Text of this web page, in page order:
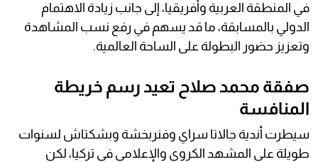
في المنطقة العربية وأفريقيا، إلى جانب زيادة الاهتمام
الدولي بالمسابقة، ما قد يسهم في رفع نسب المشاهدة
وتعزيز حضور البطولة على الساحة العالمية.
صفقة محمد صلاح تعيد رسم خريطة
المنافسة
سيطرت أندية جالاتا سراي وفنربخشة وبشكتاش لسنوات
طويلة على المشهد الكروي والإعلامي في تركيا، لكن